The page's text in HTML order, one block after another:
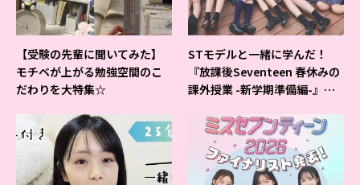
【受験の先輩に聞いてみた】
モチベが上がる勉強空間のこ
だわりを大特集☆
STモデルと一緒に学んだ！
『放課後Seventeen 春休みの
課外授業 -新学期準備編-』イ